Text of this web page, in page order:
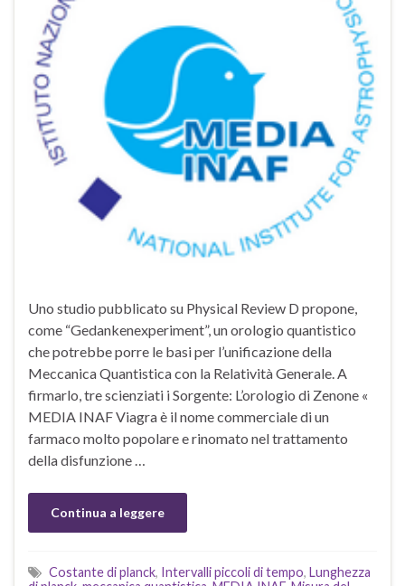
Uno studio pubblicato su Physical Review D propone,
come “Gedankenexperiment”, un orologio quantistico
che potrebbe porre le basi per l’unificazione della
Meccanica Quantistica con la Relatività Generale. A
firmarlo, tre scienziati i Sorgente: L’orologio di Zenone «
MEDIA INAF Viagra è il nome commerciale di un
farmaco molto popolare e rinomato nel trattamento
della disfunzione …
Continua a leggere
Costante di planck, Intervalli piccoli di tempo, Lunghezza